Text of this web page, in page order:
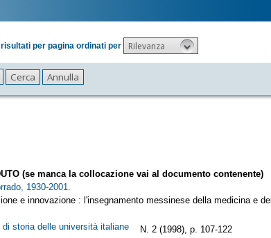
risultati per pagina ordinati per Rilevanza